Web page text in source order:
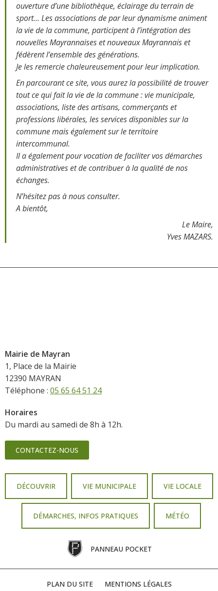
ouverture d’une bibliothèque, éclairage du terrain de
sport… Les associations de par leur dynamisme animent
la vie de la commune, participent à l’intégration des
nouvelles Mayrannaises et nouveaux Mayrannais et
fédèrent l’ensemble des générations.
Je les remercie chaleureusement pour leur implication.
En parcourant ce site, vous aurez la possibilité de trouver
tout ce qui fait la vie de la commune : vie municipale,
associations, liste des artisans, commerçants et
professions libérales, les services disponibles sur la
commune mais également sur le territoire
intercommunal.
Il a également pour vocation de faciliter vos démarches
administratives et de contribuer à la qualité de nos
échanges.
N’hésitez pas à nous consulter.
A bientôt,
Le Maire,
Yves MAZARS.
Mairie de Mayran
1, Place de la Mairie
12390 MAYRAN
Téléphone : 05 65 64 51 24
Horaires
Du mardi au samedi de 8h à 12h.
CONTACTEZ-NOUS
DÉCOUVRIR VIE MUNICIPALE VIE LOCALE
DÉMARCHES, INFOS PRATIQUES MÉTÉO
PANNEAU POCKET
PLAN DU SITE MENTIONS LÉGALES